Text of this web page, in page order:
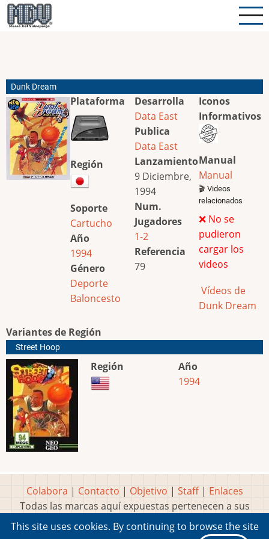
Pasar
al
Dunk Dream
Plataforma
Región
Soporte
Cartucho
Año
1994
Género
Deporte
Baloncesto
Desarrolla
Data East
Publica
Data East
Lanzamiento
9 Diciembre,
1994
Num.
Jugadores
1-2
Referencia
79
Iconos
Informativos
Manual
Manual
🎬 Videos
relacionados
❌ No se
pudieron
cargar los
videos
Vídeos de
Dunk Dream
Variantes de Región
Street Hoop
Región
Año
1994
Colabora | Contacto | Objetivo | Staff| Enlaces
Todas las marcas aquí expuestas pertenecen a sus
respectivos y legítimos dueños
Idea, página, contenidos y diseños creados porMarty
This site uses cookies. By continuing to browse the site